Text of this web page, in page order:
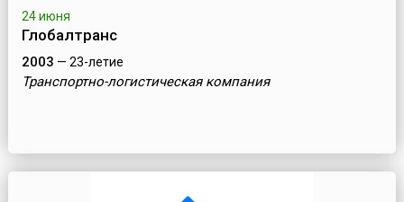
24 июня
Глобалтранс
2003 — 23-летие
Транспортно-логистическая компания